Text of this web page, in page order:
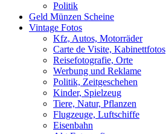
Politik
Geld Münzen Scheine
Vintage Fotos
Kfz, Autos, Motorräder
Carte de Visite, Kabinettfotos
Reisefotografie, Orte
Werbung und Reklame
Politik, Zeitgeschehen
Kinder, Spielzeug
Tiere, Natur, Pflanzen
Flugzeuge, Luftschiffe
Eisenbahn